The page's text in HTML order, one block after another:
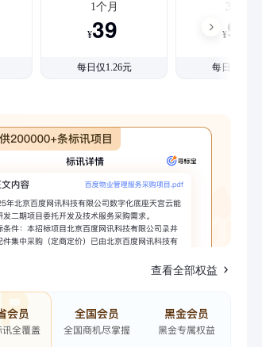
1个月
¥39
每日仅1.26元
3个月
¥99
每日仅1.08元
查看全部权益